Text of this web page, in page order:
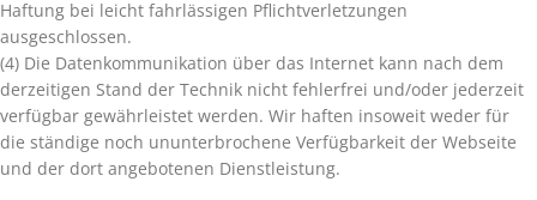
Haftung bei leicht fahrlässigen Pflichtverletzungen
ausgeschlossen.
(4) Die Datenkommunikation über das Internet kann nach dem
derzeitigen Stand der Technik nicht fehlerfrei und/oder jederzeit
verfügbar gewährleistet werden. Wir haften insoweit weder für
die ständige noch ununterbrochene Verfügbarkeit der Webseite
und der dort angebotenen Dienstleistung.